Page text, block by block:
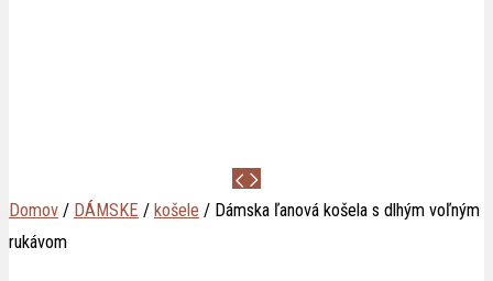
Domov / DÁMSKE / košele / Dámska ľanová košela s dlhým voľným
rukávom